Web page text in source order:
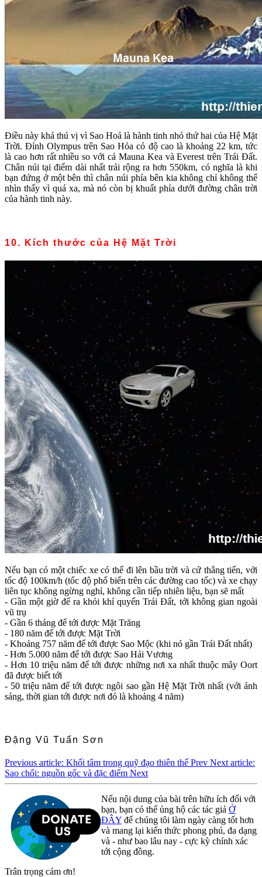
Điều này khá thú vị vì Sao Hoả là hành tinh nhỏ thứ hai của Hệ Mặt
Trời. Đỉnh Olympus trên Sao Hỏa có độ cao là khoảng 22 km, tức
là cao hơn rất nhiều so với cả Mauna Kea và Everest trên Trái Đất.
Chân núi tại điểm dài nhất trải rộng ra hơn 550km, có nghĩa là khi
bạn đứng ở một bên thì chân núi phía bên kia không chỉ không thể
nhìn thấy vì quá xa, mà nó còn bị khuất phía dưới đường chân trời
của hành tinh này.
10. Kích thước của Hệ Mặt Trời
Nếu bạn có một chiếc xe có thể đi lên bầu trời và cứ thẳng tiến, với
tốc độ 100km/h (tốc độ phổ biến trên các đường cao tốc) và xe chạy
liên tục không ngừng nghỉ, không cần tiếp nhiên liệu, bạn sẽ mất
- Gần một giờ để ra khỏi khí quyển Trái Đất, tới không gian ngoài
vũ trụ
- Gần 6 tháng để tới được Mặt Trăng
- 180 năm để tới được Mặt Trời
- Khoảng 757 năm để tới được Sao Mộc (khi nó gần Trái Đất nhất)
- Hơn 5.000 năm để tới được Sao Hải Vương
- Hơn 10 triệu năm để tới được những nơi xa nhất thuộc mây Oort
đã được biết tới
- 50 triệu năm để tới được ngôi sao gần Hệ Mặt Trời nhất (với ánh
sáng, thời gian tới được nơi đó là khoảng 4 năm)
Đặng Vũ Tuấn Sơn
Previous article: Khối tâm trong quỹ đạo thiên thể Prev Next article:
Sao chổi: nguồn gốc và đặc điểm Next
Nếu nội dung của bài trên hữu ích đối với
bạn, bạn có thể ủng hộ các tác giả Ở
ĐÂY để chúng tôi làm ngày càng tốt hơn
và mang lại kiến thức phong phú, đa dạng
và - như bao lâu nay - cực kỳ chính xác
tới cộng đồng.
Trân trọng cám ơn!